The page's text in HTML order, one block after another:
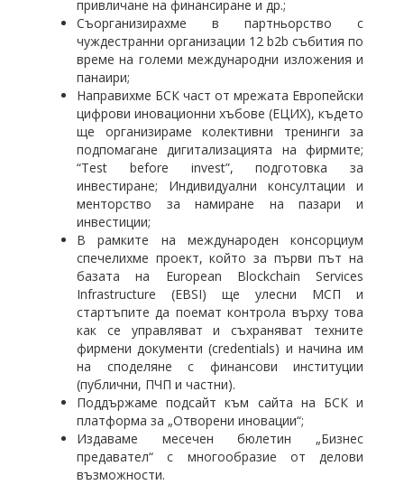
привличане на финансиране и др.;
Съорганизирахме в партньорство с
чуждестранни организации 12 b2b събития по
време на големи международни изложения и
панаири;
Направихме БСК част от мрежата Европейски
цифрови иновационни хъбове (ЕЦИХ), където
ще организираме колективни тренинги за
подпомагане дигитализацията на фирмите;
“Test before invest”, подготовка за
инвестиране; Индивидуални консултации и
менторство за намиране на пазари и
инвестиции;
В рамките на международен консорциум
спечелихме проект, който за първи път на
базата на European Blockchain Services
Infrastructure (EBSI) ще улесни МСП и
стартъпите да поемат контрола върху това
как се управляват и съхраняват техните
фирмени документи (credentials) и начина им
на споделяне с финансови институции
(публични, ПЧП и частни).
Поддържаме подсайт към сайта на БСК и
платформа за „Отворени иновации“;
Издаваме месечен бюлетин „Бизнес
предавател“ с многообразие от делови
възможности.